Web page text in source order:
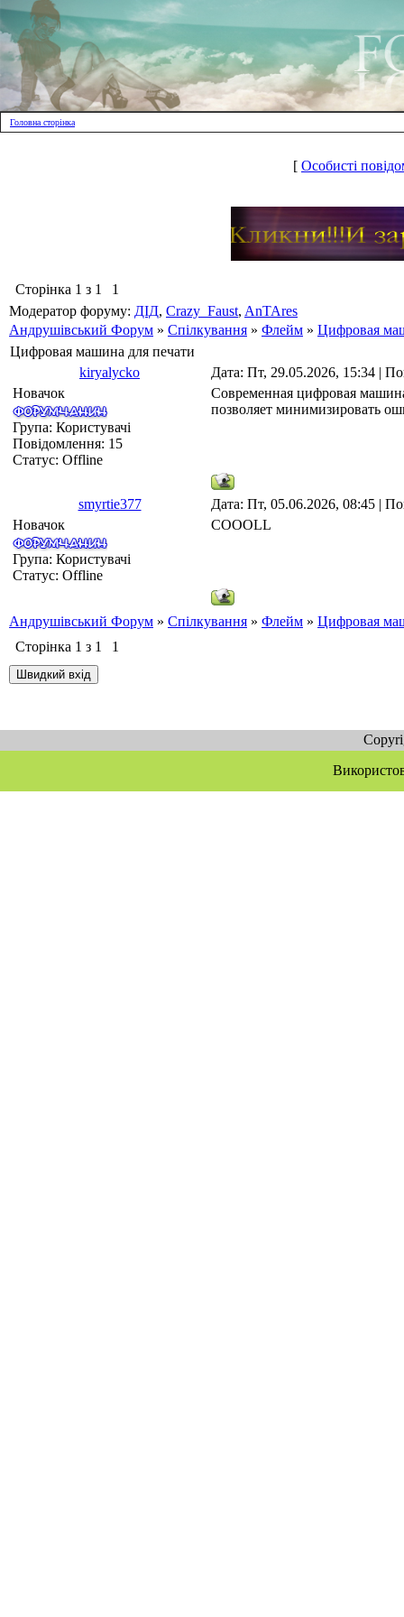
Головна сторінка
[ Особисті
Сторінка 1 з 1
1
Модератор форуму: ДІД, Crazy_Faust, AnTAres
Андрушівський Форум » Спілкування » Флейм » Цифровая
Цифровая машина для печати
kiryalycko
Дата: Пт, 29.05.2026, 15:34 |
Новачок
Група: Користувачі
Повідомлення: 15
Статус: Offline
Современная цифровая
позволяет минимизировать
smyrtie377
Дата: Пт, 05.06.2026, 08:45 |
Новачок
Група: Користувачі
Статус: Offline
COOOLL
Андрушівський Форум » Спілкування » Флейм » Цифровая
Сторінка 1 з 1 1